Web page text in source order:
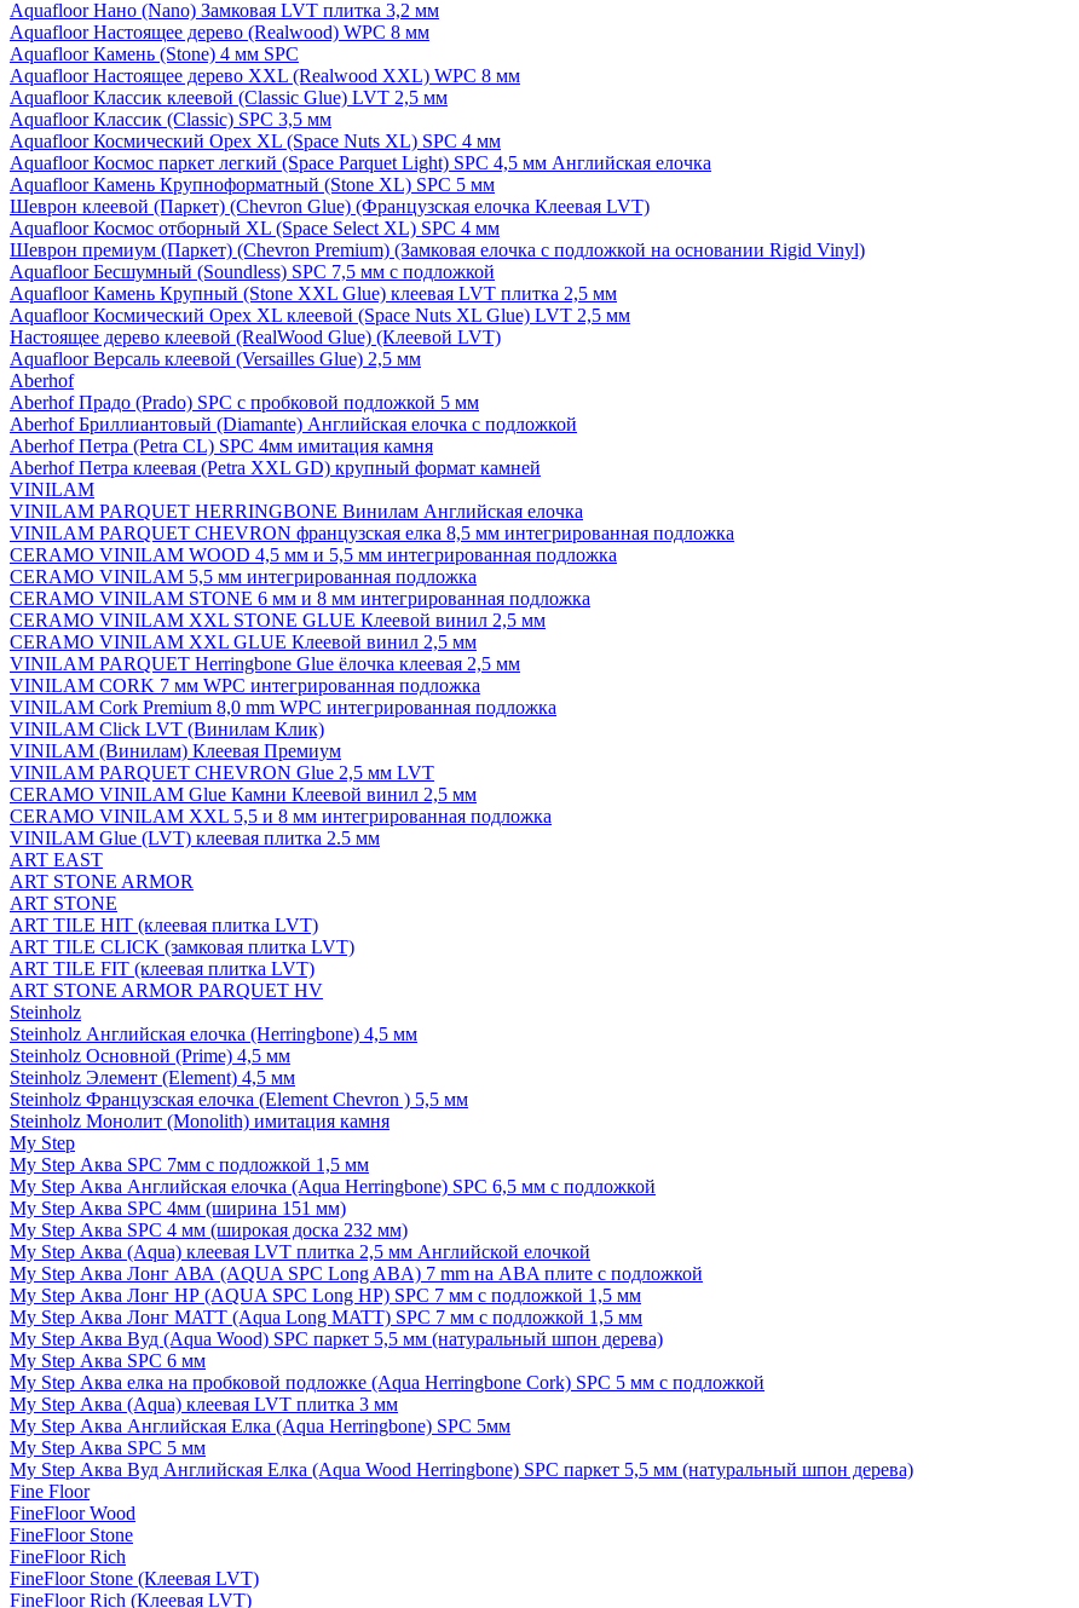
Aquafloor Нано (Nano) Замковая LVT плитка 3,2 мм
Aquafloor Настоящее дерево (Realwood) WPC 8 мм
Aquafloor Камень (Stone) 4 мм SPC
Aquafloor Настоящее дерево XXL (Realwood XXL) WPC 8 мм
Aquafloor Классик клеевой (Classic Glue) LVT 2,5 мм
Aquafloor Классик (Classic) SPC 3,5 мм
Aquafloor Космический Орех XL (Space Nuts XL) SPC 4 мм
Aquafloor Космос паркет легкий (Space Parquet Light) SPC 4,5 мм Английская елочка
Aquafloor Камень Крупноформатный (Stone XL) SPC 5 мм
Шеврон клеевой (Паркет) (Chevron Glue) (Французская елочка Клеевая LVT)
Aquafloor Космос отборный XL (Space Select XL) SPC 4 мм
Шеврон премиум (Паркет) (Chevron Premium) (Замковая елочка с подложкой на основании Rigid Vinyl)
Aquafloor Бесшумный (Soundless) SPC 7,5 мм с подложкой
Aquafloor Камень Крупный (Stone XXL Glue) клеевая LVT плитка 2,5 мм
Aquafloor Космический Орех XL клеевой (Space Nuts XL Glue) LVT 2,5 мм
Настоящее дерево клеевой (RealWood Glue) (Клеевой LVT)
Aquafloor Версаль клеевой (Versailles Glue) 2,5 мм
Aberhof
Aberhof Прадо (Prado) SPC с пробковой подложкой 5 мм
Aberhof Бриллиантовый (Diamante) Английская елочка с подложкой
Aberhof Петра (Petra CL) SPC 4мм имитация камня
Aberhof Петра клеевая (Petra XXL GD) крупный формат камней
VINILAM
VINILAM PARQUET HERRINGBONE Винилам Английская елочка
VINILAM PARQUET CHEVRON французская елка 8,5 мм интегрированная подложка
CERAMO VINILAM WOOD 4,5 мм и 5,5 мм интегрированная подложка
CERAMO VINILAM 5,5 мм интегрированная подложка
CERAMO VINILAM STONE 6 мм и 8 мм интегрированная подложка
CERAMO VINILAM XXL STONE GLUE Клеевой винил 2,5 мм
CERAMO VINILAM XXL GLUE Клеевой винил 2,5 мм
VINILAM PARQUET Herringbone Glue ёлочка клеевая 2,5 мм
VINILAM CORK 7 мм WPC интегрированная подложка
VINILAM Cork Premium 8,0 mm WPC интегрированная подложка
VINILAM Click LVT (Винилам Клик)
VINILAM (Винилам) Клеевая Премиум
VINILAM PARQUET CHEVRON Glue 2,5 мм LVT
CERAMO VINILAM Glue Камни Клеевой винил 2,5 мм
CERAMO VINILAM XXL 5,5 и 8 мм интегрированная подложка
VINILAM Glue (LVT) клеевая плитка 2.5 мм
ART EAST
ART STONE ARMOR
ART STONE
ART TILE HIT (клеевая плитка LVT)
ART TILE CLICK (замковая плитка LVT)
ART TILE FIT (клеевая плитка LVT)
ART STONE ARMOR PARQUET HV
Steinholz
Steinholz Английская елочка (Herringbone) 4,5 мм
Steinholz Основной (Prime) 4,5 мм
Steinholz Элемент (Element) 4,5 мм
Steinholz Французская елочка (Element Chevron ) 5,5 мм
Steinholz Монолит (Monolith) имитация камня
My Step
My Step Аква SPC 7мм c подложкой 1,5 мм
My Step Аква Английская елочка (Aqua Herringbone) SPC 6,5 мм с подложкой
My Step Аква SPC 4мм (ширина 151 мм)
My Step Аква SPC 4 мм (широкая доска 232 мм)
My Step Аква (Aqua) клеевая LVT плитка 2,5 мм Английской елочкой
My Step Аква Лонг АВА (AQUA SPC Long ABA) 7 mm на ABA плите с подложкой
My Step Аква Лонг НР (AQUA SPC Long HP) SPC 7 мм с подложкой 1,5 мм
My Step Аква Лонг MATT (Aqua Long MATT) SPC 7 мм с подложкой 1,5 мм
My Step Аква Вуд (Aqua Wood) SPC паркет 5,5 мм (натуральный шпон дерева)
My Step Аква SPC 6 мм
My Step Аква елка на пробковой подложке (Aqua Herringbone Cork) SPC 5 мм с подложкой
My Step Аква (Aqua) клеевая LVT плитка 3 мм
My Step Аква Английская Елка (Aqua Herringbone) SPC 5мм
My Step Аква SPC 5 мм
My Step Аква Вуд Английская Елка (Aqua Wood Herringbone) SPC паркет 5,5 мм (натуральный шпон дерева)
Fine Floor
FineFloor Wood
FineFloor Stone
FineFloor Rich
FineFloor Stone (Клеевая LVT)
FineFloor Rich (Клеевая LVT)